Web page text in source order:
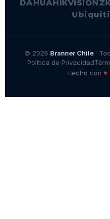
DAHUAHIKVISION
Ubiquiti
© 2026 Branner Chile·
Política de Privacidad
Hecho con ♥